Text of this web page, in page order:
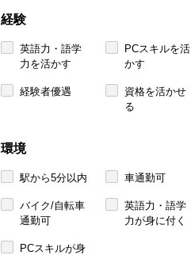
経験
英語力・語学
力を活かす
PCスキルを活
かす
経験者優遇
資格を活かせ
る
環境
駅から5分以内 車通勤可
バイク/自転車
通勤可
英語力・語学
力が身に付く
PCスキルが身